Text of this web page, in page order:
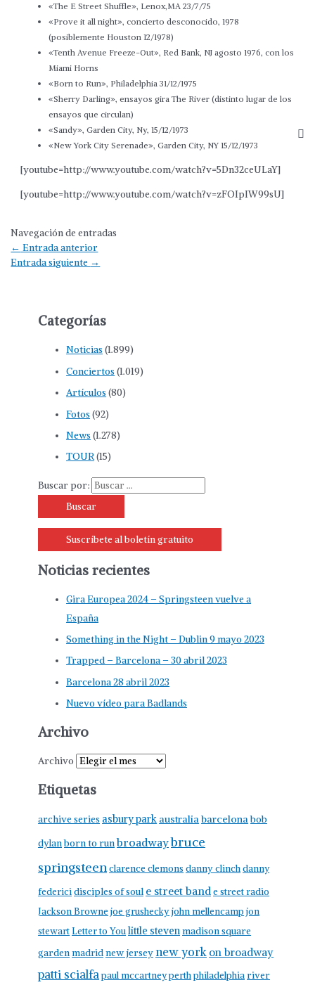
«The E Street Shuffle», Lenox,MA 23/7/75
«Prove it all night», concierto desconocido, 1978
(posiblemente Houston 12/1978)
«Tenth Avenue Freeze-Out», Red Bank, NJ agosto 1976, con los
Miami Horns
«Born to Run», Philadelphia 31/12/1975
«Sherry Darling», ensayos gira The River (distinto lugar de los
ensayos que circulan)
«Sandy», Garden City, Ny, 15/12/1973
«New York City Serenade», Garden City, NY 15/12/1973
[youtube=http://www.youtube.com/watch?v=5Dn32ceULaY]
[youtube=http://www.youtube.com/watch?v=zFOIpIW99sU]
Navegación de entradas
← Entrada anterior
Entrada siguiente →
Categorías
Noticias (1.899)
Conciertos (1.019)
Artículos (80)
Fotos (92)
News (1.278)
TOUR(15)
Buscar por:
Suscríbete al boletín gratuito
Noticias recientes
Gira Europea 2024 – Springsteen vuelve a
España
Something in the Night – Dublin 9 mayo 2023
Trapped – Barcelona – 30 abril 2023
Barcelona 28 abril 2023
Nuevo vídeo para Badlands
Archivo
Archivo
Etiquetas
archive series asbury park australiabarcelonabob
dylanborn to runbroadwaybruce
springsteenclarence clemons danny clinchdanny
federicidisciples of soul e street band e street radio
Jackson Browne joe grusheckyjohn mellencamp jon
stewartLetter to Youlittle stevenmadison square
gardenmadridnew jerseynew york on broadway
patti scialfapaul mccartneyperthphiladelphiariver